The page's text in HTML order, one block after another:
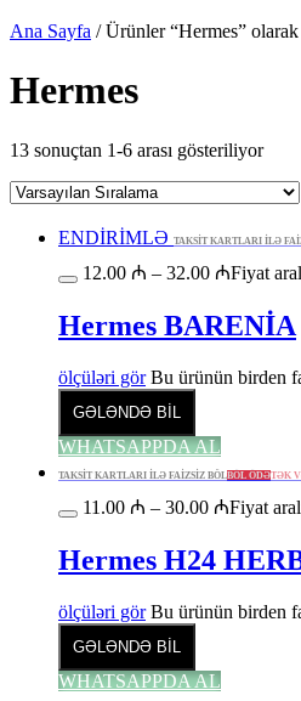
Ana Sayfa / Ürünler “Hermes”
Hermes
13 sonuçtan 1-6 arası gösteriliyor
ENDİRİMLƏ TAKSİT KARTLARI İLƏ
12.00 ₼ – 32.00 ₼Fiyat
Hermes BARENİA
ölçüləri gör Bu ürünün birden
GƏLƏNDƏ BİL
WHATSAPPDA AL
TAKSİT KARTLARI İLƏ FAİZSİZ BÖLBÖL ÖDƏTƏK
11.00 ₼ – 30.00 ₼Fiyat
Hermes H24
ölçüləri gör Bu ürünün birden
GƏLƏNDƏ BİL
WHATSAPPDA AL